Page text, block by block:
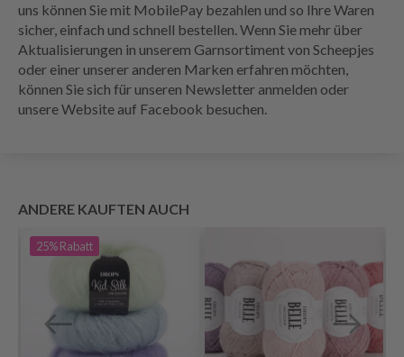
uns können Sie mit MobilePay bezahlen und so Ihre Waren
sicher, einfach und schnell bestellen. Wenn Sie mehr über
Aktualisierungen in unserem Garnsortiment von Scheepjes
oder einer unserer anderen Marken erfahren möchten,
können Sie sich für unseren Newsletter anmelden oder
unsere Website auf Facebook besuchen.
ANDERE KAUFTEN AUCH
25%Rabatt